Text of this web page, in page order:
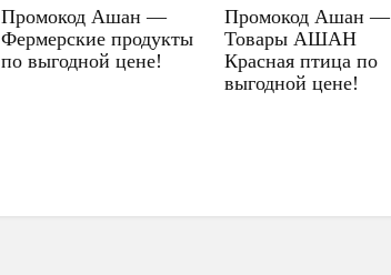
Промокод Ашан —
Фермерские продукты
по выгодной цене!
Промокод Ашан —
Товары АШАН
Красная птица по
выгодной цене!